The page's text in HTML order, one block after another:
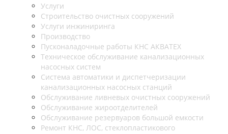
Услуги
Строительство очистных сооружений
Услуги инжиниринга
Производство
Пусконаладочные работы КНС АКВАТЕХ
Техническое обслуживание канализационных
насосных систем
Система автоматики и диспетчеризации
канализационных насосных станций
Обслуживание ливневых очистных сооружений
Обслуживание жироотделителей
Обслуживание резервуаров большой емкости
Ремонт КНС, ЛОС, стеклопластикового